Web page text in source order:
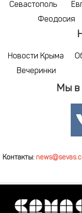
Севастополь
Феодосия
Новости Крыма
Вечеринки
Мы в
Контакты: